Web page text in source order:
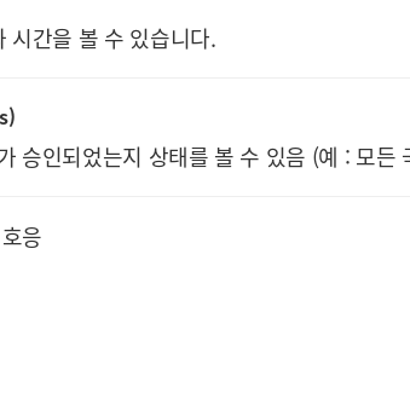
시간을 볼 수 있습니다.
승인되었는지 상태를 볼 수 있음 (예 : 모든
응